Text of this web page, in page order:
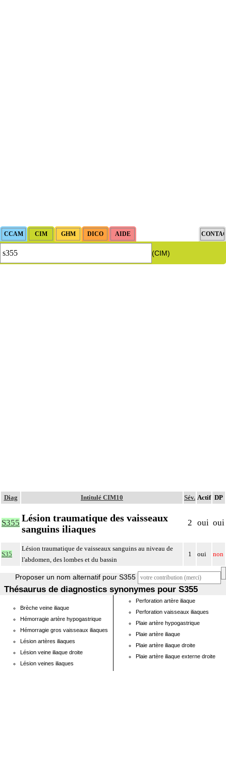
(CIM)
Diag Intitulé CIM10 Sév. Actif DP
S355 Lésion traumatique des vaisseaux
sanguins iliaques
2 oui oui
S35
Lésion traumatique de vaisseaux sanguins au niveau de
l'abdomen, des lombes et du bassin
1 oui non
Proposer un nom alternatif pour S355
Thésaurus de diagnostics synonymes pour S355
Brèche veine iliaque
Hémorragie artère hypogastrique
Hémorragie gros vaisseaux iliaques
Lésion artères iliaques
Lésion veine iliaque droite
Lésion veines iliaques
Perforation artère iliaque
Perforation vaisseaux iliaques
Plaie artère hypogastrique
Plaie artère iliaque
Plaie artère iliaque droite
Plaie artère iliaque externe droite